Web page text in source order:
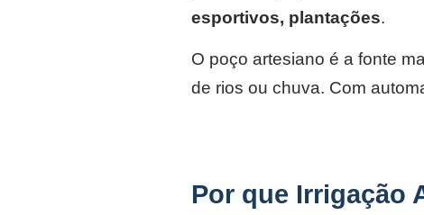
esportivos, plantações.
O poço artesiano é a fonte
de rios ou chuva. Com
Por que Irrigação